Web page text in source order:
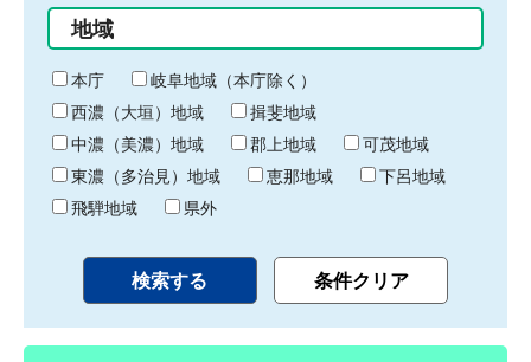
始
り
終
わ
り
地域
本庁
岐阜地域（本庁除く）
西濃（大垣）地域
揖斐地域
中濃（美濃）地域
郡上地域
可茂地域
東濃（多治見）地域
恵那地域
下呂地域
飛騨地域
県外